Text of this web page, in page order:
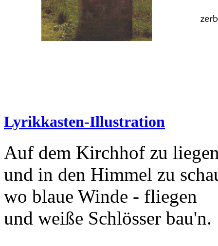
Lyrikkasten-Illustration
Auf dem Kirchhof zu
und in den Himmel zu
wo blaue Winde - fliegen
und weiße Schlösser bau'n.